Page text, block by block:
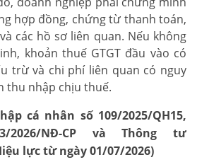
hợp đồng, chứng từ thanh toán,
các hồ sơ liên quan. Nếu không
khoản thuế GTGT đầu vào có
trừ và chi phí liên quan có nguy
thu nhập chịu thuế.
cá nhân số 109/2025/QH15,
2026/NĐ-CP và Thông tư
lực từ ngày 01/07/2026)